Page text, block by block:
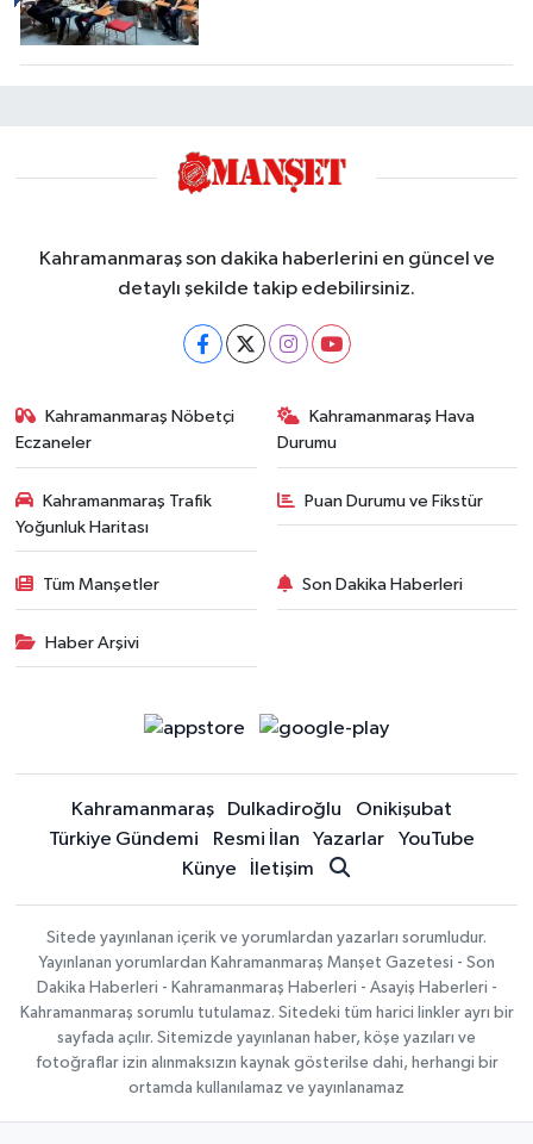
Kahramanmaraş son dakika haberlerini en güncel ve
detaylı şekilde takip edebilirsiniz.
Kahramanmaraş Nöbetçi
Eczaneler
Kahramanmaraş Hava
Durumu
Kahramanmaraş Trafik
Yoğunluk Haritası
Puan Durumu ve Fikstür
Tüm Manşetler Son Dakika Haberleri
Haber Arşivi
Kahramanmaraş Dulkadiroğlu
Onikişubat
Türkiye Gündemi
Resmi İlan Yazarlar
YouTube
Künye
İletişim
Sitede yayınlanan içerik ve yorumlardan yazarları sorumludur.
Yayınlanan yorumlardan Kahramanmaraş Manşet Gazetesi - Son
Dakika Haberleri - Kahramanmaraş Haberleri - Asayiş Haberleri -
Kahramanmaraş sorumlu tutulamaz. Sitedeki tüm harici linkler ayrı bir
sayfada açılır. Sitemizde yayınlanan haber, köşe yazıları ve
fotoğraflar izin alınmaksızın kaynak gösterilse dahi, herhangi bir
ortamda kullanılamaz ve yayınlanamaz